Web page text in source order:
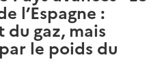
l’Espagne :
gaz, mais
le poids du